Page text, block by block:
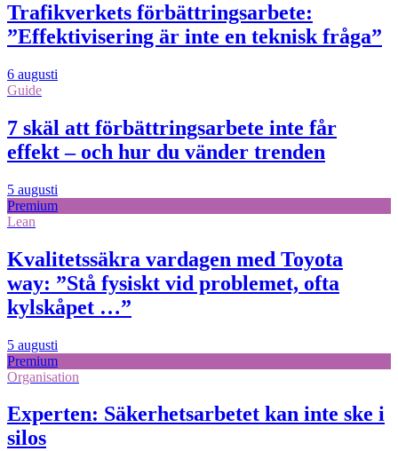
Trafikverkets förbättringsarbete:
”Effektivisering är inte en teknisk fråga”
6 augusti
Guide
7 skäl att förbättringsarbete inte får
effekt – och hur du vänder trenden
5 augusti
Premium
Lean
Kvalitetssäkra vardagen med Toyota
way: ”Stå fysiskt vid problemet, ofta
kylskåpet …”
5 augusti
Premium
Organisation
Experten: Säkerhetsarbetet kan inte ske i
silos